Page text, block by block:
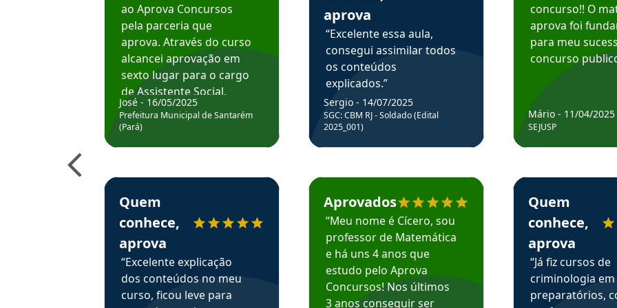
ao Aprova Concursos
pela parceria que
aprova. Através do curso
alcancei aprovação em
sexto lugar para o cargo
de Assistente Social.
Hoje estou atuando na
Prefeitura de Santarém.
José - 16/05/2025
Prefeitura Municipal de Santarém
(Pará)
Estudante Elais recomenda o Aprova Concursos em depoimento
Quem
conhece,
aprova
“Excelente explicação
dos conteúdos no meu
curso, ficou leve para
aprova
“Excelente essa aula,
consegui assimilar todos
os conteúdos
explicados.”
Sergio - 14/07/2025
SGC: CBM RJ - Soldado (Edital
2025_001)
Estudante Cicero recomenda o Aprova Concursos em depoimento
Aprovados
“Meu nome é Cícero, sou
professor de Matemática
e há uns 4 anos que
estudo pelo Aprova
Concursos! Nos últimos
3 anos conseguir ser
concurso!! O
aprova foi
para meu
concurso
Mário - 11/04/2025
SEJUSP
Estudante Henrique
Quem
conhece,
aprova
“Já fiz cursos de
criminologia em
preparatórios,